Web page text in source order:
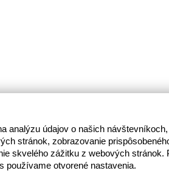
analýzu údajov o našich
stránok, zobrazovanie
skvelého zážitku z webových stránok.
používame otvorené nastavenia.